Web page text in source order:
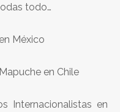
todo…
México
en Chile
Internacionalistas en